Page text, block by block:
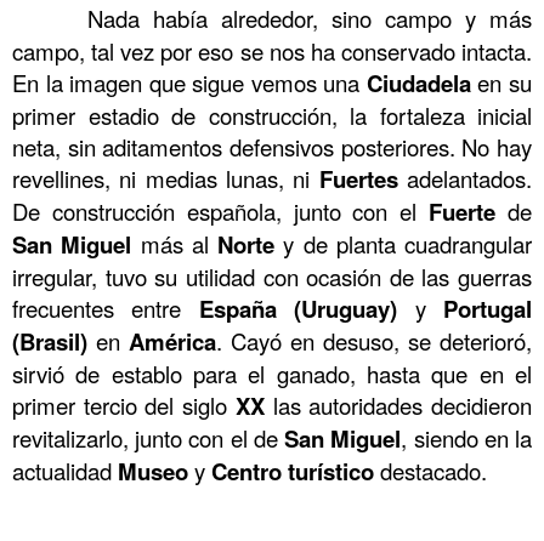
Nada había alrededor, sino campo y más
campo, tal vez por eso se nos ha conservado intacta.
En la imagen que sigue vemos una Ciudadelaen su
primer estadio de construcción, la fortaleza inicial
neta, sin aditamentos defensivos posteriores. No hay
revellines, ni medias lunas, ni Fuertesadelantados.
De construcción española, junto con el Fuerte de
San Miguel más al Norte y de planta cuadrangular
irregular, tuvo su utilidad con ocasión de las guerras
frecuentes entre España (Uruguay) y Portugal
(Brasil) en América. Cayó en desuso, se deterioró,
sirvió de establo para el ganado, hasta que en el
primer tercio del siglo XXlas autoridades decidieron
revitalizarlo, junto con el deSan Miguel, siendo en la
actualidad MuseoyCentroturísticodestacado.